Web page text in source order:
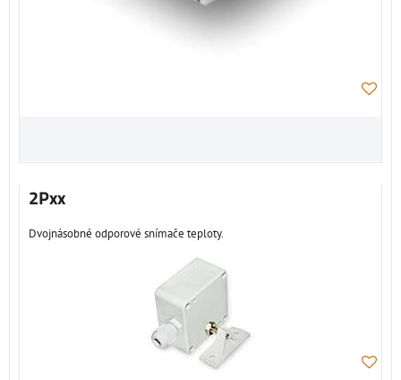
2Pxx
Dvojnásobné odporové snímače teploty.